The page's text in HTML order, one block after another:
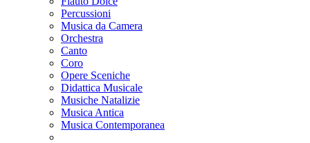
Percussioni
Musica da Camera
Orchestra
Canto
Coro
Opere Sceniche
Didattica Musicale
Musiche Natalizie
Musica Antica
Musica Contemporanea